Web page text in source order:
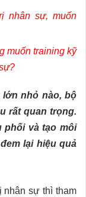
nhân sự, muốn
muốn training kỹ
nhỏ nào, bộ
rất quan trọng.
phối và tạo môi
lại hiệu quả
nhân sự thì tham